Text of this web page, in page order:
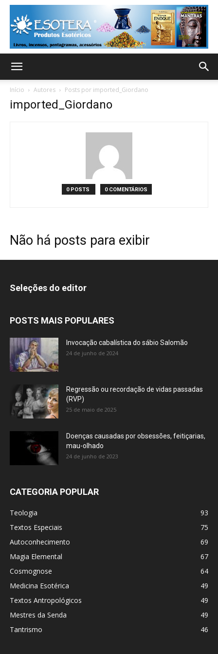
Início Autores Posts por imported_Giordano
imported_Giordano
0 POSTS 0 COMENTÁRIOS
Não há posts para exibir
Seleções do editor
POSTS MAIS POPULARES
Invocação cabalística do sábio Salomão
24 de junho de 2024
Regressão ou recordação de vidas passadas
(RVP)
25 de maio de 2025
Doenças causadas por obsessões, feitiçarias,
mau-olhado
24 de junho de 2023
CATEGORIA POPULAR
Teologia
93
Textos Especiais
75
Autoconhecimento
69
Magia Elemental
67
Cosmognose
64
Medicina Esotérica
49
Textos Antropológicos
49
Mestres da Senda
49
Tantrismo
46